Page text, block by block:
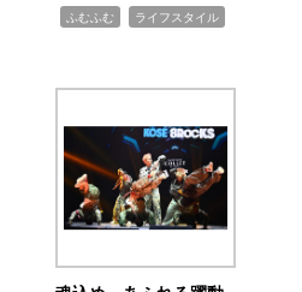
ふむふむ ライフスタイル